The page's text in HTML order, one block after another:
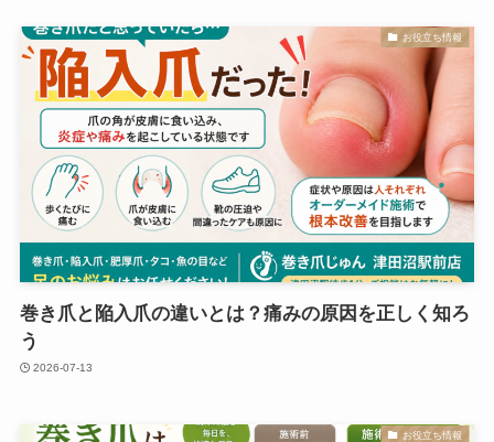
お役立ち情報
巻き爪と陥入爪の違いとは？痛みの原因を正しく知ろ
う
2026-07-13
お役立ち情報